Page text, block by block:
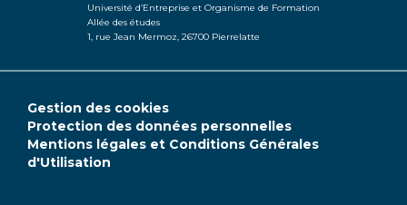
Université d’Entreprise et Organisme de Formation
Allée des études
1, rue Jean Mermoz, 26700 Pierrelatte
Gestion des cookies
Protection des données personnelles
Mentions légales et Conditions Générales
d'Utilisation